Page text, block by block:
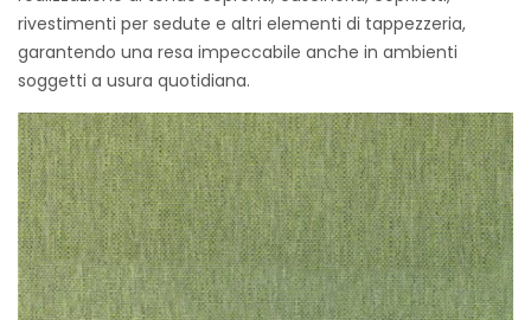
rivestimenti per sedute e altri elementi di tappezzeria,
garantendo una resa impeccabile anche in ambienti
soggetti a usura quotidiana.